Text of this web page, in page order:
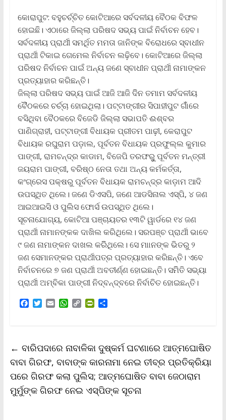
କୋରାପୁଟ: ବହୁଚର୍ଚ୍ଚିତ କୋଟିଆରେ ସର୍ବଦଳୀୟ ବୈଠକ ବିଫଳ
ହୋଇଛି। ଏଠାରେ ଜିଲ୍ଲା ପରିଷଦ ସଭ୍ୟ ପାଇଁ ନିର୍ବାଚନ ହେବ।
ସର୍ବଦଳୀୟ ପ୍ରାର୍ଥୀ ସମର୍ଥିତ ମମତା ଜାନିଙ୍କ ବିରୋଧରେ ସ୍ବାଧୀନ
ପ୍ରାର୍ଥୀ ଟିକାଇ ଗେମେଲ ନିର୍ବାଚନ ଲଢ଼‌ିବେ। କୋଟିଆରେ ଜିଲ୍ଲା
ପରିଷଦ ନିର୍ବାଚନ ପାଇଁ ଅନ୍ୟ ଜଣେ ସ୍ବାଧୀନ ପ୍ରାର୍ଥୀ ନାମାଙ୍କନ
ପ୍ରତ୍ୟାହାର କରିଛନ୍ତି।
ଜିଲ୍ଲା ପରିଷଦ ସଭ୍ୟ ପାଇଁ ଆଜି ଆଜି ଦିିନ ତମାମ ସର୍ବଦଳୀୟ
ବୈୖଠକରେ ଚର୍ଚ୍ଚା ହୋଇଥିଲା। ପଟ୍ଟାଙ୍ଗୀର ସିପାହୀପୁଟ ଗାଁଁରେ
ବସିଥିବା ବୈଠକରେ ବିଜେଡି ଜିଲ୍ଲା ସଭାପତି ଈଶ୍ବର
ପାଣିଗ୍ରାହୀ, ପଟ୍ଟାଙ୍ଗୀ ବିଧାୟକ ପ୍ରୀତମ ପାଢ଼ୀ, କେରାପୁଟ
ବିଧାୟକ ରଘୁରାମ ପଡ଼ାଲ, ପୂର୍ବତନ ବିଧାୟକ ପ୍ରଫୁଲ୍ଲ କୁମାର
ପାଙ୍ଗୀ, ରାମଚନ୍ଦ୍ର କାଡାମ, ବିଜେପି ତରଫରୁୁ ପୂର୍ବତନ ମନ୍ତ୍ରୀ
ଜୟରାମ ପାଙ୍ଗୀ, ବରିଷ୍ଠ ନେତା ତଥା ଅନ୍ୟ କର୍ମକର୍ତ୍ତା,
କଂଗ୍ରେସ ପକ୍ଷରୁ ପୂର୍ବତନ ବିଧାୟକ ରାମଚନ୍ଦ୍ର କାଡ଼ାମ ଆଦି
ଉପସ୍ଥିତ ଥିଲେ। ଜଣେ ଡିଏସପି, ଜଣେ ଆଡସିନାଲ ଏସ୍‌ପି, ୪ ଜଣ
ଆଇଆଇସି ଓ ପୁଲିସ ଫୋର୍ସ ଉପସ୍ଥିତ ଥିଲେ।
ସୂଚନାଯୋଗ୍ୟ, କୋଟିଆ ପଞ୍ଚାୟତର ୧୩ଟି ୱାର୍ଡରେ ୧୪ ଜଣ
ପ୍ରାର୍ଥୀ ନାମାନଙ୍କକ ଦାଖିଲ କରିଥିଲେ। ସରପଞ୍ଚ ପ୍ରାର୍ଥୀ ଭାବେ
୯ ଜଣ ନାମାଙ୍କନ ଦାଖଲ କରିିଥିଲେ। ସେ ମାାନଙ୍କ ଭିତରୁ ୨
ଜଣ ସେମାନଙ୍କର ପ୍ରାର୍ଥୀପତ୍ର ପ୍ରତ୍ୟାହାର କରିଛନ୍ତି। ଏବେ
ନିର୍ବାଚନରେ ୭ ଜଣ ପ୍ରାର୍ଥୀ ଅବତୀର୍ଣ୍ଣ ହୋଇଛନ୍ତି। ସମିିତି ସଭ୍ୟା
ପ୍ରାର୍ଥୀ ଅମ୍ବିକା ପାଙ୍ଗୀ ନିଦ୍ବନ୍ଦ୍ବରେ ନିର୍ବାଚିତ ହୋଇଛନ୍ତି।
F
o
o
k
T
e
r
E
W
A
p
p
C
i
n
k
P
F
r
i
e
n
d
S
← ବାରିପଦାରେ ନାବାଳିକା ଦୁଷ୍କର୍ମ ଘଟଣାରେ ଆତ୍ମଘୋଷିତ
ବାବା ଗିରଫ, ବାବାଙ୍କ କାରନାମା ନେଇ ତୀବ୍ର ପ୍ରତିକ୍ରିୟା
ପରେ ଗିରଫ କଲା ପୁଲିସ; ଆତ୍ମଘୋଷିତ ବାବା ଜେଠାରାମ
ମୁର୍ମୁଙ୍କ ଗିରଫ ନେଇ ଏସ୍‌ପିଙ୍କ ସୂଚନା